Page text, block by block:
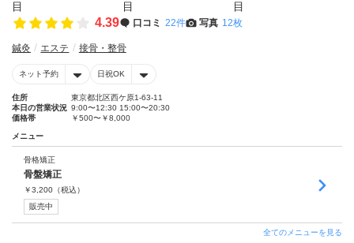
4.39 口コミ 22件 写真 12枚
鍼灸 エステ 接骨・整骨
ネット予約 日祝OK
住所
東京都北区西ケ原1-63-11
本日の営業状況 9:00〜12:30 15:00〜20:30
価格帯
￥500〜￥8,000
メニュー
骨格矯正
骨盤矯正
￥3,200 （税込）
販売中
全てのメニューを見る